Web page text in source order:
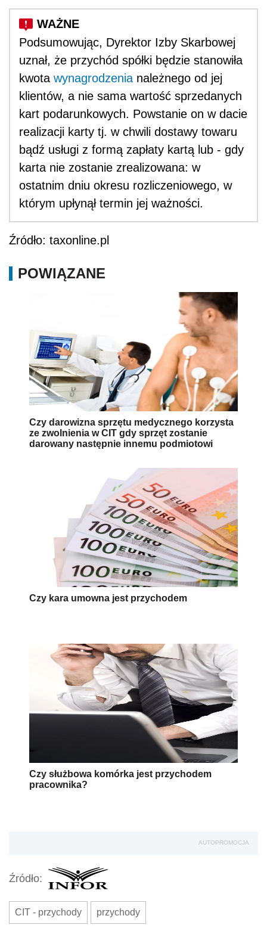
Podsumowując, Dyrektor Izby Skarbowej
uznał, że przychód spółki będzie stanowiła
kwota wynagrodzenia należnego od jej
klientów, a nie sama wartość sprzedanych
kart podarunkowych. Powstanie on w dacie
realizacji karty tj. w chwili dostawy towaru
bądź usługi z formą zapłaty kartą lub - gdy
karta nie zostanie zrealizowana: w
ostatnim dniu okresu rozliczeniowego, w
którym upłynął termin jej ważności.
Źródło: taxonline.pl
POWIĄZANE
Czy darowizna sprzętu medycznego korzysta
ze zwolnienia w CIT gdy sprzęt zostanie
darowany następnie innemu podmiotowi
Czy kara umowna jest przychodem
Czy służbowa komórka jest przychodem
pracownika?
AUTOPROMOCJA
Źródło:
CIT - przychody przychody